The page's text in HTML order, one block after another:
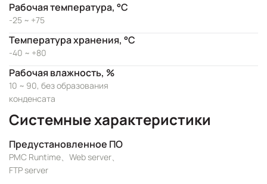
Рабочая температура, °C
-25 ~ +75
Температура хранения, °C
-40 ~ +80
Рабочая влажность, %
10 ~ 90, без образования
конденсата
Системные характеристики
Предустановленное ПО
PMC Runtime、Web server、
FTP server